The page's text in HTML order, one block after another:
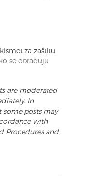
za zaštitu
se obrađuju
are moderated
In
some posts may
with
Procedures and